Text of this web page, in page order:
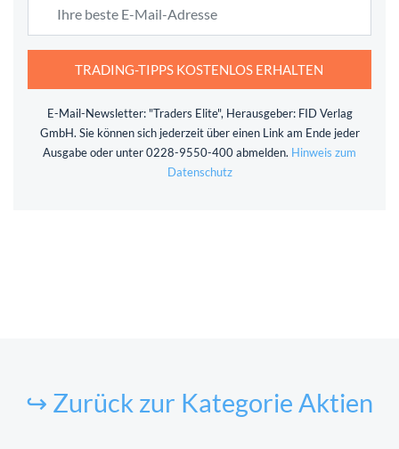
TRADING-TIPPS KOSTENLOS ERHALTEN
E-Mail-Newsletter: "Traders Elite", Herausgeber: FID Verlag
GmbH. Sie können sich jederzeit über einen Link am Ende jeder
Ausgabe oder unter 0228-9550-400 abmelden. Hinweis zum
Datenschutz
↪ Zurück zur Kategorie Aktien